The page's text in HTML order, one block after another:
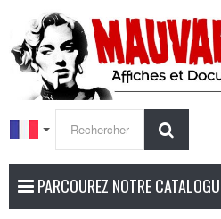
PARCOUREZ NOTRE